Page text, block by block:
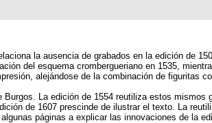
la ausencia de grabados en la edición de
del esquema crombergueriano en 1535,
alejándose de la combinación de figuritas
La edición de 1554 reutiliza estos
de 1607 prescinde de ilustrar el texto. La
páginas a explicar las innovaciones de la